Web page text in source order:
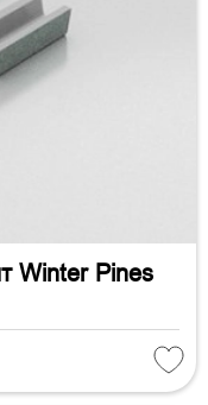
Winter Pines